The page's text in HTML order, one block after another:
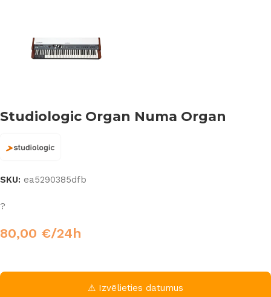
Studiologic Organ Numa Organ
SKU: ea5290385dfb
?
80,00 €/24h
⚠ Izvēlieties datumus